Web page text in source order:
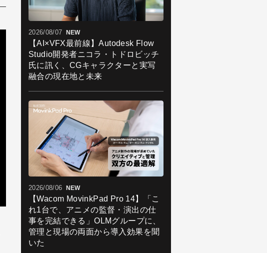
2026/08/07 NEW
【AI×VFX最前線】Autodesk Flow
Studio開発者ニコラ・トドロビッチ
氏に訊く、CGキャラクターと実写
融合の現在地と未来
2026/08/06 NEW
【Wacom MovinkPad Pro 14】「こ
れ1台で、アニメの監督・演出の仕
事を完結できる」OLMグループに、
管理と現場の両面から導入効果を聞
いた